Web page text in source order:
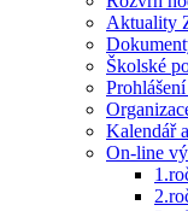
Aktuality
Školské
Kalendář
On-line